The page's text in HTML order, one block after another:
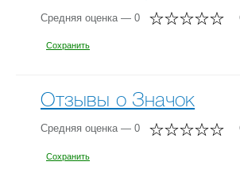
Средняя оценка — 0
Сохранить
Отзывы о Значок
Средняя оценка — 0
Сохранить